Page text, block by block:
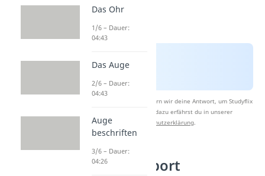
Nach Beantwortung speichern wir deine Antwort, um Studyflix
zu verbessern. Mehr dazu erfährst du in unserer
Datenschutzerklärung.
Laktat im Sport
Das Ohr
1/6 – Dauer:
04:43
Das Auge
2/6 – Dauer:
04:43
Auge
beschriften
3/6 – Dauer:
04:26